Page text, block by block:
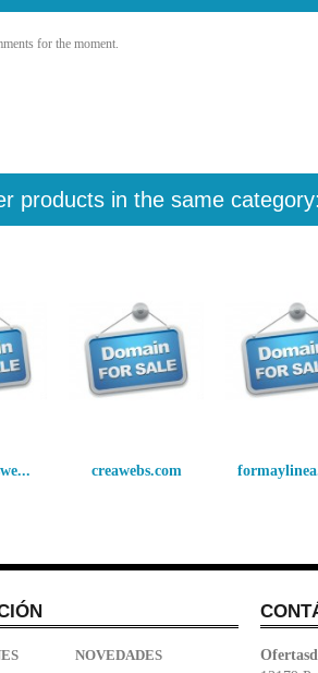
for the moment.
products in the same category:
creawebs.com
NOVEDADES